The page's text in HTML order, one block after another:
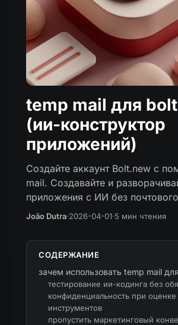
temp mail для
(ии-конструктор
приложений)
Создайте аккаунт Bolt.new с
mail. Создавайте и
приложения с ИИ без
João Dutra·2026-04-01·5 мин чтения
СОДЕРЖАНИЕ
зачем использовать temp mail
тестирование ии-кодинга без
конфиденциальность при
инструментов
пропустить маркетинговый